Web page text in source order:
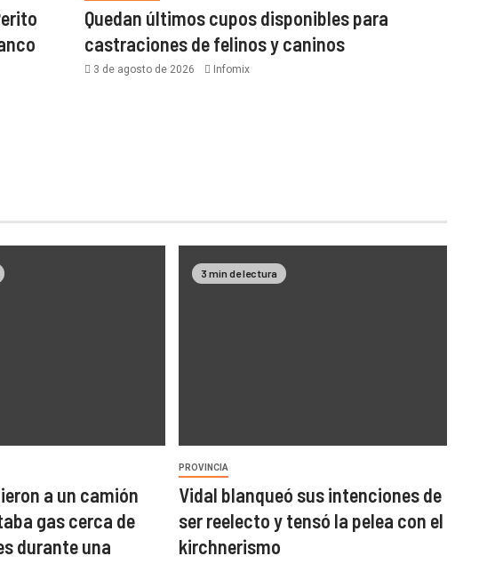
Quedan últimos cupos disponibles para
castraciones de felinos y caninos
3 de agosto de 2026 Infomix
a un camión
gas cerca de
durante una
3 min de lectura
PROVINCIA
Vidal blanqueó sus intenciones de
ser reelecto y tensó la pelea con el
kirchnerismo